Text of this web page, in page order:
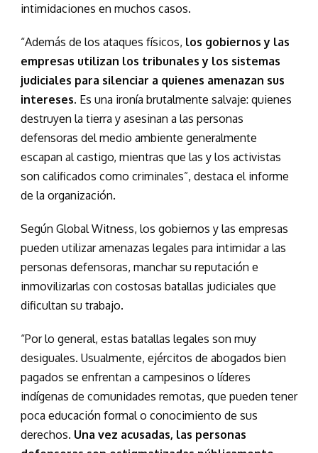
intimidaciones en muchos casos.
“Además de los ataques físicos, los gobiernos y las
empresas utilizan los tribunales y los sistemas
judiciales para silenciar a quienes amenazan sus
intereses. Es una ironía brutalmente salvaje: quienes
destruyen la tierra y asesinan a las personas
defensoras del medio ambiente generalmente
escapan al castigo, mientras que las y los activistas
son calificados como criminales”, destaca el informe
de la organización.
Según Global Witness, los gobiernos y las empresas
pueden utilizar amenazas legales para intimidar a las
personas defensoras, manchar su reputación e
inmovilizarlas con costosas batallas judiciales que
dificultan su trabajo.
“Por lo general, estas batallas legales son muy
desiguales. Usualmente, ejércitos de abogados bien
pagados se enfrentan a campesinos o líderes
indígenas de comunidades remotas, que pueden tener
poca educación formal o conocimiento de sus
derechos. Una vez acusadas, las personas